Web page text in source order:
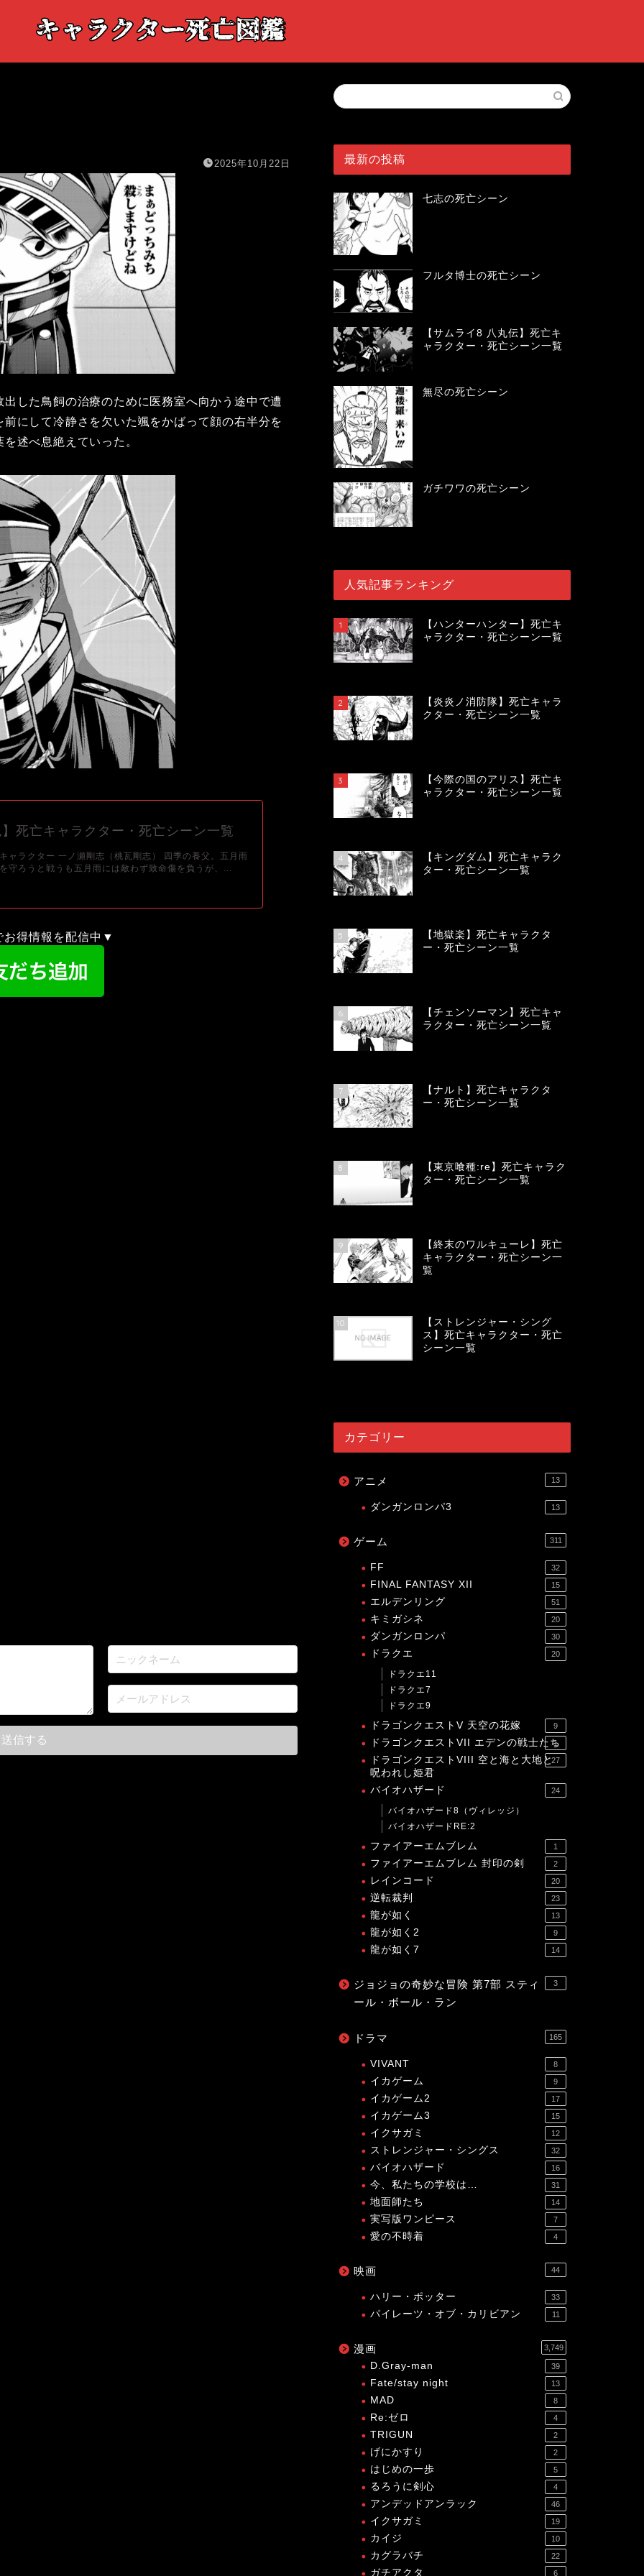
2025年10月22日
した鳥飼の治療のために医務室へ向かう途中で遭
にして冷静さを欠いた颯をかばって顔の右半分を
述べ息絶えていった。
】死亡キャラクター・死亡シーン一覧
ャラクター 一ノ瀬剛志（桃瓦剛志） 四季の養父。五月雨
守ろうと戦うも五月雨には敵わず致命傷を負うが、...
得情報を配信中▼
最新の投稿
七志の死亡シーン
フルタ博士の死亡シーン
【サムライ8 八丸伝】死亡キ
ャラクター・死亡シーン一覧
無尽の死亡シーン
ガチワワの死亡シーン
人気記事ランキング
1
【ハンターハンター】死亡キ
ャラクター・死亡シーン一覧
2
【炎炎ノ消防隊】死亡キャラ
クター・死亡シーン一覧
3
【今際の国のアリス】死亡キ
ャラクター・死亡シーン一覧
4
【キングダム】死亡キャラク
ター・死亡シーン一覧
5
【地獄楽】死亡キャラクタ
ー・死亡シーン一覧
6
【チェンソーマン】死亡キャ
ラクター・死亡シーン一覧
7
【ナルト】死亡キャラクタ
ー・死亡シーン一覧
8
【東京喰種:re】死亡キャラク
ター・死亡シーン一覧
9
【終末のワルキューレ】死亡
キャラクター・死亡シーン一
覧
10
【ストレンジャー・シング
ス】死亡キャラクター・死亡
シーン一覧
カテゴリー
アニメ 13
ダンガンロンパ3 13
ゲーム 311
FF 32
FINAL FANTASY XII 15
エルデンリング 51
キミガシネ 20
ダンガンロンパ 30
ドラクエ 20
ドラクエ11
ドラクエ7
ドラクエ9
ドラゴンクエストV 天空の花嫁 9
ドラゴンクエストVII エデンの戦士たち
1
ドラゴンクエストVIII 空と海と大地と
呪われし姫君
27
バイオハザード 24
バイオハザード8（ヴィレッジ）
バイオハザードRE:2
ファイアーエムブレム 1
ファイアーエムブレム 封印の剣 2
レインコード 20
逆転裁判 23
龍が如く 13
龍が如く2 9
龍が如く7 14
ジョジョの奇妙な冒険 第7部 スティ
ール・ボール・ラン
3
ドラマ 165
VIVANT 8
イカゲーム 9
イカゲーム2 17
イカゲーム3 15
イクサガミ 12
ストレンジャー・シングス 32
バイオハザード 16
今、私たちの学校は… 31
地面師たち 14
実写版ワンピース 7
愛の不時着 4
映画 44
ハリー・ポッター 33
パイレーツ・オブ・カリビアン 11
漫画 3,749
D.Gray-man 39
Fate/stay night 13
MAD 8
Re:ゼロ 4
TRIGUN 2
げにかすり 2
はじめの一歩 5
るろうに剣心 4
アンデッドアンラック 46
イクサガミ 19
カイジ 10
カグラバチ 22
ガチアクタ 6